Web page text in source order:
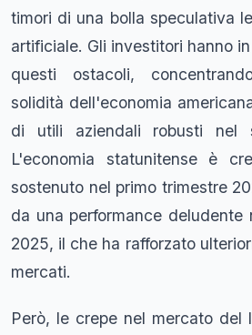
timori di una bolla speculativa
artificiale. Gli investitori hanno
questi ostacoli,
solidità dell'economia
di utili aziendali robusti nel
L'economia statunitense è
sostenuto nel primo trimestre
da una performance deludente
2025, il che ha rafforzato
mercati.
Però, le crepe nel mercato del